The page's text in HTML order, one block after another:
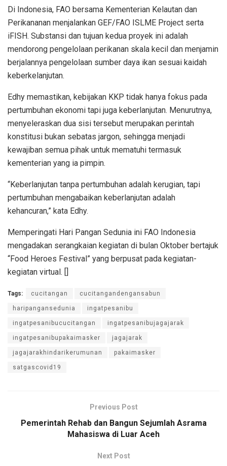
Di Indonesia, FAO bersama Kementerian Kelautan dan
Perikananan menjalankan GEF/FAO ISLME Project serta
iFISH. Substansi dan tujuan kedua proyek ini adalah
mendorong pengelolaan perikanan skala kecil dan menjamin
berjalannya pengelolaan sumber daya ikan sesuai kaidah
keberkelanjutan.
Edhy memastikan, kebijakan KKP tidak hanya fokus pada
pertumbuhan ekonomi tapi juga keberlanjutan. Menurutnya,
menyeleraskan dua sisi tersebut merupakan perintah
konstitusi bukan sebatas jargon, sehingga menjadi
kewajiban semua pihak untuk mematuhi termasuk
kementerian yang ia pimpin.
“Keberlanjutan tanpa pertumbuhan adalah kerugian, tapi
pertumbuhan mengabaikan keberlanjutan adalah
kehancuran,” kata Edhy.
Memperingati Hari Pangan Sedunia ini FAO Indonesia
mengadakan serangkaian kegiatan di bulan Oktober bertajuk
“Food Heroes Festival” yang berpusat pada kegiatan-
kegiatan virtual. []
Tags: cucitangan cucitangandengansabun
haripangansedunia ingatpesanibu
ingatpesanibucucitangan ingatpesanibujagajarak
ingatpesanibupakaimasker jagajarak
jagajarakhindarikerumunan pakaimasker
satgascovid19
Previous Post
Pemerintah Rehab dan Bangun Sejumlah Asrama
Mahasiswa di Luar Aceh
Next Post